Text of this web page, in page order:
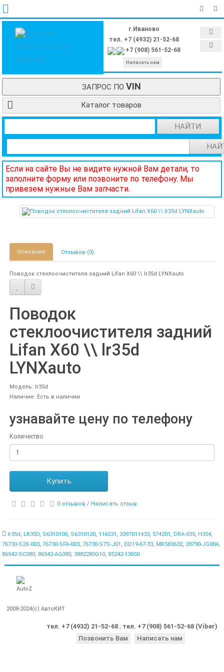
г.Иваново
тел. +7 (4932) 21-52-68
+7 (908) 561-52-68
Написать нам
ЗАПРОС ПО VIN
Каталог товаров
НАЙТИ
Если на сайте Вы не видите нужной Вам детали, то
заполните форму или позвоните по телефону. Мы
привезем нужные Вам запчасти.
Описание Отзывов (0)
Поводок стеклоочистителя задний Lifan X60 \\ lr35d LYNXauto
Поводок
стеклоочистителя задний
Lifan X60 \\ lr35d
LYNXauto
Модель: lr35d
Наличие: Есть в наличии
узнавайте цену по телефону
Количество
Купить
0 отзывов / Написать отзыв
lr35d, LR35D, S6310100, S6310120, 116531 , 3397011433, 574201 , DRA-035, H354,
76730-S2X-003,76730-SFA-003,76730-S7S-J01 , DD19-67-33, MR583632, 28790-JG00A,
86542-SC080, 86542-AG080, 3882280G10, 85242-13050
2008-2024(c) АвтоКИТ
тел. +7 (4932) 21-52-68 ; тел. +7 (908) 561-52-68 (Viber)
Позвонить Вам
Написать нам